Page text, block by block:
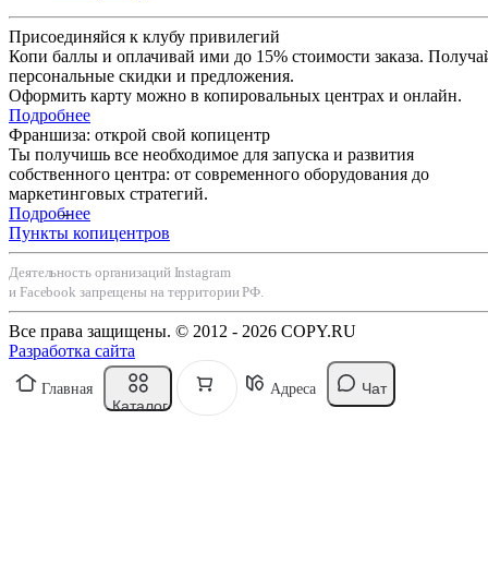
Присоединяйся к клубу привилегий
Копи баллы и оплачивай ими до 15% стоимости заказа.
персональные скидки и предложения.
Оформить карту можно в копировальных центрах и онлайн.
Подробнее
Франшиза: открой свой копицентр
Ты получишь все необходимое для запуска и развития
собственного центра: от современного оборудования до
маркетинговых стратегий.
Подробнее
Пункты копицентров
Деятельность организаций Instagram
и Facebook запрещены на территории РФ.
Все права защищены. © 2012 - 2026 COPY.RU
Разработка сайта
Главная
Каталог
Адреса Чат